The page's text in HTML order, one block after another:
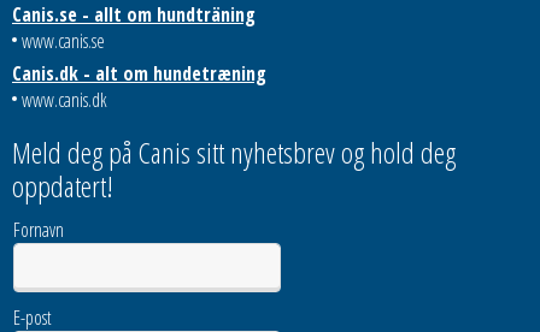
Canis.se - allt om hundträning
www.canis.se
Canis.dk - alt om hundetræning
www.canis.dk
Meld deg på Canis sitt nyhetsbrev og hold deg
oppdatert!
Fornavn
E-post